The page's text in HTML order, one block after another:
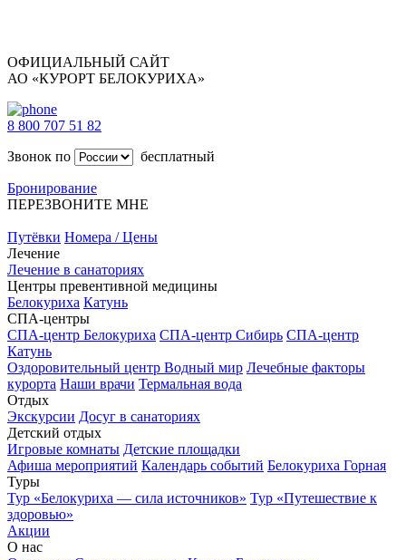
ОФИЦИАЛЬНЫЙ САЙТ
АО «КУРОРТ БЕЛОКУРИХА»
8 800 707 51 82
Звонок по
бесплатный
Бронирование
ПЕРЕЗВОНИТЕ МНЕ
Путёвки Номера / Цены
Лечение
Лечение в санаториях
Центры превентивной медицины
Белокуриха Катунь
СПА-центры
СПА-центр Белокуриха СПА-центр Сибирь СПА-центр
Катунь
Оздоровительный центр Водный мир Лечебные факторы
курорта Наши врачи Термальная вода
Отдых
Экскурсии Досуг в санаториях
Детский отдых
Игровые комнаты Детские площадки
Афиша мероприятий Календарь событий Белокуриха Горная
Туры
Тур «Белокуриха — сила источников» Тур «Путешествие к
здоровью»
Акции
О нас